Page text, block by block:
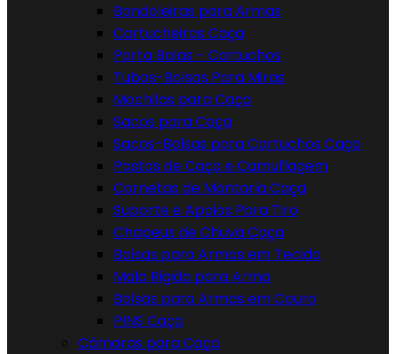
Bandoleiras para Armas
Cartucheiras Caça
Porta Balas - Cartuchos
Tubos-Bolsas Para Miras
Mochilas para Caça
Sacos para Caça
Sacos-Bolsas para Cartuchos Caça
Postos de Caça e Camuflagem
Cornetas de Montaria Caça
Suporte e Apoios Para Tiro
Chapeus de Chuva Caça
Bolsas para Armas em Tecido
Mala Rigida para Arma
Bolsas para Armas em Couro
PINS Caça
Câmaras para Caça